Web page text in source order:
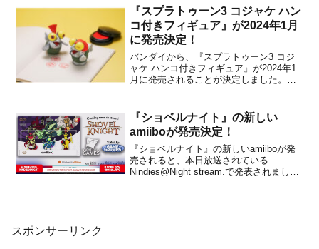
する、レトロスタイルのホラーアド...
『スプラトゥーン3 コジャケ ハン
コ付きフィギュア』が2024年1月
に発売決定！
バンダイから、『スプラトゥーン3 コジ
ャケ ハンコ付きフィギュア』が2024年1
月に発売されることが決定しました。メ
ーン3』のヒーローモードに登場するコジ
ャケと、まるでイクラに見える？！ラム
ネ付きのフィ...
『ショベルナイト』の新しい
amiiboが発売決定！
『ショベルナイト』の新しいamiiboが発
売されると、本日放送されている
Nindies@Night stream.で発表されまし
スポンサーリンク